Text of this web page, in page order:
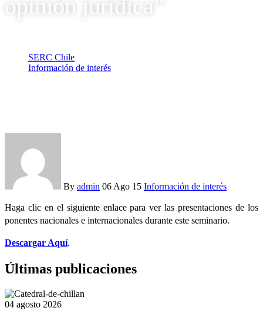
opinión jurídica”
SERC Chile
Información de interés
By admin 06 Ago 15 Información de interés
Haga clic en el siguiente enlace para ver las presentaciones de los
ponentes nacionales e internacionales durante este seminario.
Descargar Aquí.
Últimas publicaciones
04 agosto 2026